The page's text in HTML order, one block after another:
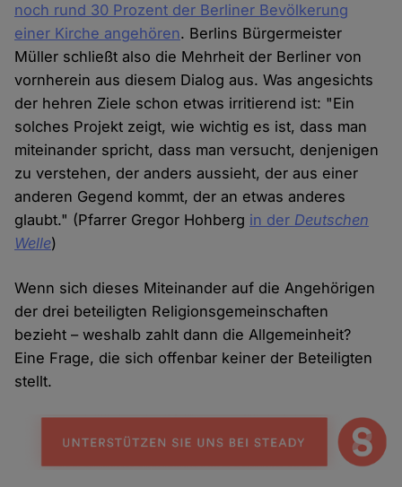
noch rund 30 Prozent der Berliner Bevölkerung
einer Kirche angehören. Berlins Bürgermeister
Müller schließt also die Mehrheit der Berliner von
vornherein aus diesem Dialog aus. Was angesichts
der hehren Ziele schon etwas irritierend ist: "Ein
solches Projekt zeigt, wie wichtig es ist, dass man
miteinander spricht, dass man versucht, denjenigen
zu verstehen, der anders aussieht, der aus einer
anderen Gegend kommt, der an etwas anderes
glaubt." (Pfarrer Gregor Hohberg in der Deutschen
Welle)
Wenn sich dieses Miteinander auf die Angehörigen
der drei beteiligten Religionsgemeinschaften
bezieht – weshalb zahlt dann die Allgemeinheit?
Eine Frage, die sich offenbar keiner der Beteiligten
stellt.